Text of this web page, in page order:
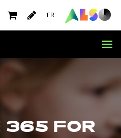
FR
365 FOR